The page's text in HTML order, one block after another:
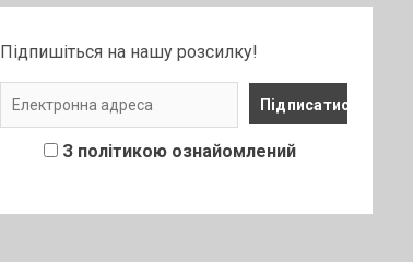
Підпишіться на нашу розсилку!
З політикою ознайомлений